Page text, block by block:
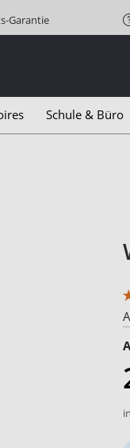
Garantie
Schule & Büro